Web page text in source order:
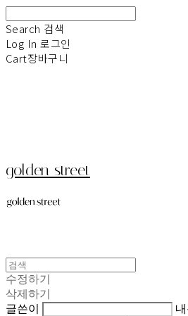
Search 검색
Log In 로그인
Cart장바구니
golden street
수정하기
삭제하기
글쓴이